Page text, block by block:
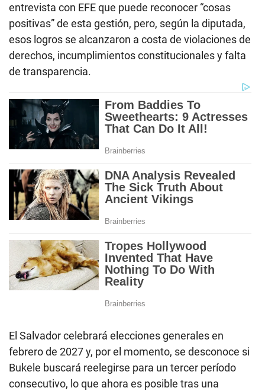
entrevista con EFE que puede reconocer “cosas
positivas” de esta gestión, pero, según la diputada,
esos logros se alcanzaron a costa de violaciones de
derechos, incumplimientos constitucionales y falta
de transparencia.
El Salvador celebrará elecciones generales en
febrero de 2027 y, por el momento, se desconoce si
Bukele buscará reelegirse para un tercer período
consecutivo, lo que ahora es posible tras una